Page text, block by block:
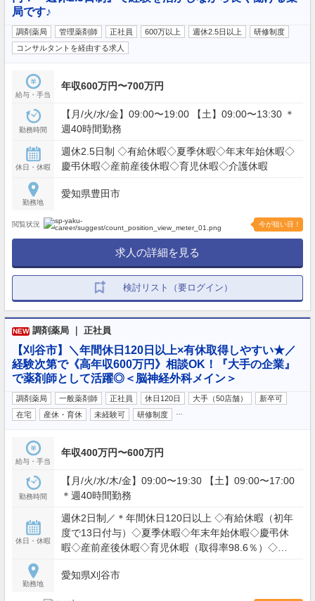
局です♪
調剤薬局 管理薬剤師 正社員 600万以上 週休2.5日以上
研修制度
コンサルタントを経由する求人
給与・手当
年収600万円〜700万円
勤務時間
【月/火/水/金】09:00〜19:00 【土】09:00〜13:30 ＊
週40時間勤務
休日・休暇
週休2.5日制 ◇有給休暇◇夏季休暇◇年末年始休暇◇
慶弔休暇◇産前産後休暇◇育児休暇◇介護休暇
勤務地
愛知県豊田市
閲覧状況 今が狙い目！
求人の詳細を見る
検討リスト（要ログイン）
NEW 調剤薬局 ｜ 正社員
【刈谷市】＼年間休日120日以上×有休取得しやすい★／
経験次第で《高年収600万円》相談OK！『大手の企業』
で薬剤師として活躍◎＜脳神経外科メイン＞
調剤薬局 一般薬剤師 正社員 休日120日 大手（50店舗）
新卒可
在宅
産休・育休 未経験可 研修制度
給与・手当
年収400万円〜600万円
勤務時間
【月/火/水/木/金】09:00〜19:30 【土】09:00〜17:00
＊週40時間勤務
休日・休暇
週休2日制／＊年間休日120日以上 ◇有給休暇（初年
度で13日付与）◇夏季休暇◇年末年始休暇◇慶弔休
暇◇産前産後休暇◇育児休暇（取得率98.6％）◇特
勤務地
愛知県刈谷市